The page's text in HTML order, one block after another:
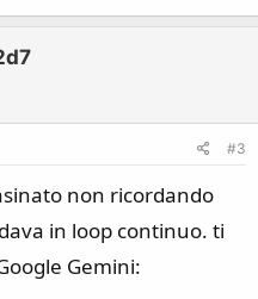
#3
non ricordando
in loop continuo. ti
Gemini: